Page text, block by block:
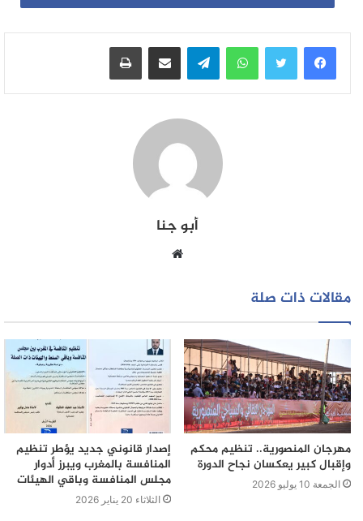
واتساب تيلقرام مشاركة عبر البريد طباعة
أبو جنا
مقالات ذات صلة
مهرجان المنصورية.. تنظيم محكم
وإقبال كبير يعكسان نجاح الدورة
الجمعة 10 يوليو 2026
إصدار قانوني جديد يؤطر تنظيم
المنافسة بالمغرب ويبرز أدوار
مجلس المنافسة وباقي الهيئات
الثلاثاء 20 يناير 2026